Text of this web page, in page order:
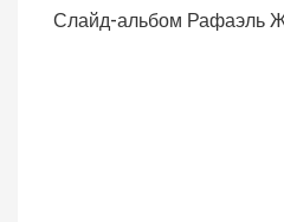
Слайд-альбом Рафаэль